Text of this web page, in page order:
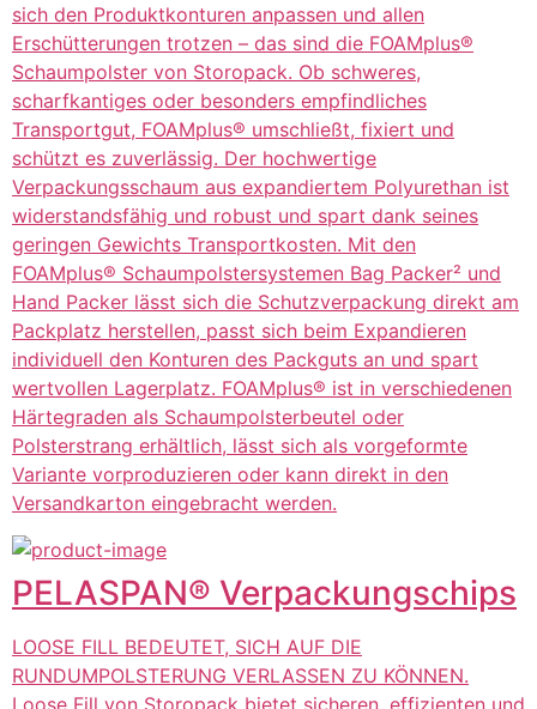
sich den Produktkonturen anpassen und allen
Erschütterungen trotzen – das sind die FOAMplus®
Schaumpolster von Storopack. Ob schweres,
scharfkantiges oder besonders empfindliches
Transportgut, FOAMplus® umschließt, fixiert und
schützt es zuverlässig. Der hochwertige
Verpackungsschaum aus expandiertem Polyurethan ist
widerstandsfähig und robust und spart dank seines
geringen Gewichts Transportkosten. Mit den
FOAMplus® Schaumpolstersystemen Bag Packer² und
Hand Packer lässt sich die Schutzverpackung direkt am
Packplatz herstellen, passt sich beim Expandieren
individuell den Konturen des Packguts an und spart
wertvollen Lagerplatz. FOAMplus® ist in verschiedenen
Härtegraden als Schaumpolsterbeutel oder
Polsterstrang erhältlich, lässt sich als vorgeformte
Variante vorproduzieren oder kann direkt in den
Versandkarton eingebracht werden.
PELASPAN® Verpackungschips
LOOSE FILL BEDEUTET, SICH AUF DIE
RUNDUMPOLSTERUNG VERLASSEN ZU KÖNNEN.
Loose Fill von Storopack bietet sicheren, effizienten und